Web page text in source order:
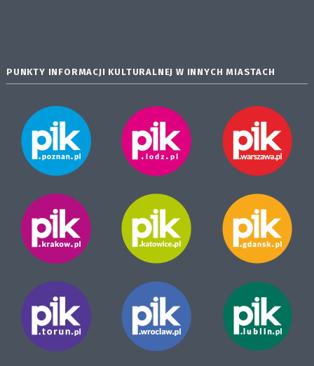
PUNKTY INFORMACJI KULTURALNEJ W INNYCH MIASTACH